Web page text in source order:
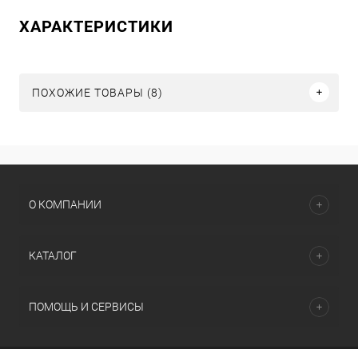
ХАРАКТЕРИСТИКИ
ПОХОЖИЕ ТОВАРЫ (8)
О КОМПАНИИ
КАТАЛОГ
ПОМОЩЬ И СЕРВИСЫ